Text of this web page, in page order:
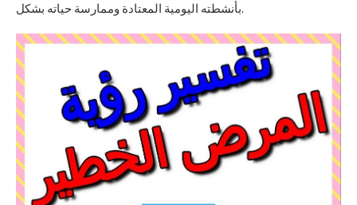
بأنشطته اليومية المعتادة وممارسة حياته بشكل.